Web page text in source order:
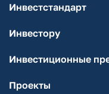
Инвестстандарт
Инвестору
Инвестиционные
Проекты